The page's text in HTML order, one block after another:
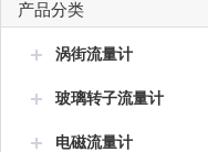
产品分类
涡街流量计
玻璃转子流量计
电磁流量计